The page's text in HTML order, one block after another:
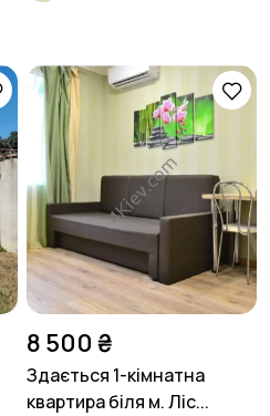
8 500 ₴
Здається 1-кімнатна
квартира біля м. Ліс...